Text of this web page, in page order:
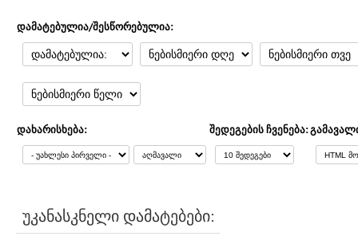
დამატებულია/შესწორებულია:
დახარისხება: შედეგების ჩვენება:
უკანასკნელი დამატებები: